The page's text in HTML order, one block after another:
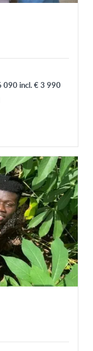
090 incl. € 3 990